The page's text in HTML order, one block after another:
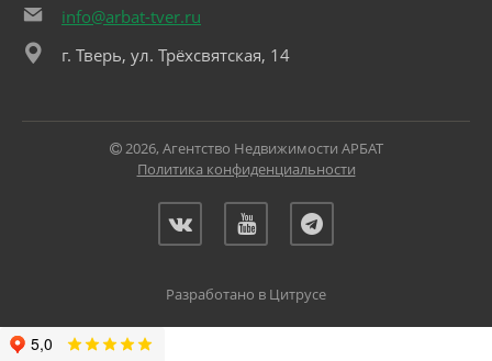
info@arbat-tver.ru
г. Тверь, ул. Трёхсвятская, 14
2026, Агентство Недвижимости АРБАТ
Политика конфиденциальности
Разработано в Цитрусе